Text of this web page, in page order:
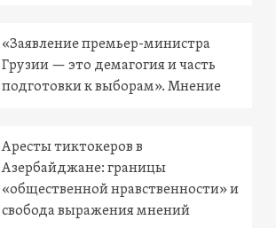
«Заявление премьер-министра
Грузии — это демагогия и часть
подготовки к выборам». Мнение
Аресты тиктокеров в
Азербайджане: границы
«общественной нравственности» и
свобода выражения мнений